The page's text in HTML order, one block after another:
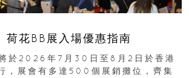
花BB展入場優惠指南
將於2026年7月30日至8月2日於香港
，展會有多達500個展銷攤位，齊集